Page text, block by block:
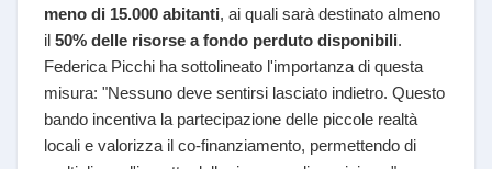
meno di 15.000 abitanti, ai quali sarà destinato almeno
il 50% delle risorse a fondo perduto disponibili.
Federica Picchi ha sottolineato l'importanza di questa
misura: "Nessuno deve sentirsi lasciato indietro. Questo
bando incentiva la partecipazione delle piccole realtà
locali e valorizza il co-finanziamento, permettendo di